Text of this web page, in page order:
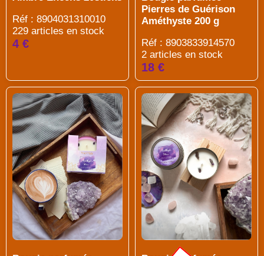
Réf : 8904031310010
229 articles en stock
4 €
Pierres de Guérison
Améthyste 200 g
Réf : 8903833914570
2 articles en stock
18 €